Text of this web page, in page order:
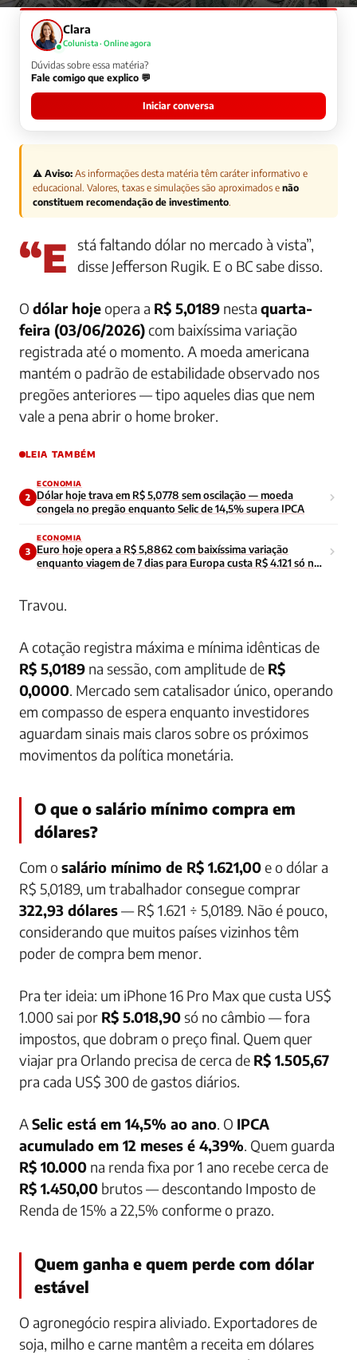
Clara
Colunista · Online agora
Dúvidas sobre essa matéria?
Fale comigo que explico 💬
Iniciar conversa
⚠️ Aviso: As informações desta matéria têm caráter informativo e
educacional. Valores, taxas e simulações são aproximados e não
constituem recomendação de investimento.
“Está faltando dólar no mercado à vista”, disse Jefferson Rugik. E o BC sabe disso.
O dólar hojeopera a R$ 5,0189 nesta quarta-
feira (03/06/2026)com baixíssima variação
registrada até o momento. A moeda americana
mantém o padrão de estabilidade observado nos
pregões anteriores — tipo aqueles dias que nem
vale a pena abrir o home broker.
LEIA TAMBÉM
2
ECONOMIA
Dólar hoje trava em R$ 5,0778 sem oscilação — moeda
congela no pregão enquanto Selic de 14,5% supera IPCA
3
ECONOMIA
Euro hoje opera a R$ 5,8862 com baixíssima variação
enquanto viagem de 7 dias para Europa custa R$ 4.121 só no
Travou.
A cotação registra máxima e mínima idênticas de
R$ 5,0189 na sessão, com amplitude de R$
0,0000. Mercado sem catalisador único, operando
em compasso de espera enquanto investidores
aguardam sinais mais claros sobre os próximos
movimentos da política monetária.
O que o salário mínimo compra em
dólares?
Com osalário mínimo de R$ 1.621,00e o dólar a
R$ 5,0189, um trabalhador consegue comprar
322,93 dólares— R$ 1.621 ÷ 5,0189. Não é pouco,
considerando que muitos países vizinhos têm
poder de compra bem menor.
Pra ter ideia: um iPhone 16 Pro Max que custa US$
1.000 sai por R$ 5.018,90só no câmbio — fora
impostos, que dobram o preço final. Quem quer
viajar pra Orlando precisa de cerca de R$ 1.505,67
pra cada US$ 300 de gastos diários.
ASelic está em 14,5% ao ano. O IPCA
acumulado em 12 meses é 4,39%. Quem guarda
R$ 10.000 na renda fixa por 1 ano recebe cerca de
R$ 1.450,00 brutos — descontando Imposto de
Renda de 15% a 22,5% conforme o prazo.
Quem ganha e quem perde com dólar
estável
O agronegócio respira aliviado. Exportadores de
soja, milho e carne mantêm a receita em dólares